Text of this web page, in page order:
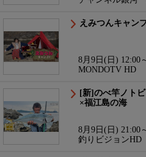
えみつんキャン
8月9日(日) 12:00
MONDOTV HD
[新]のべ竿ノト
×福江島の海
8月9日(日) 21:00
釣りビジョンHD